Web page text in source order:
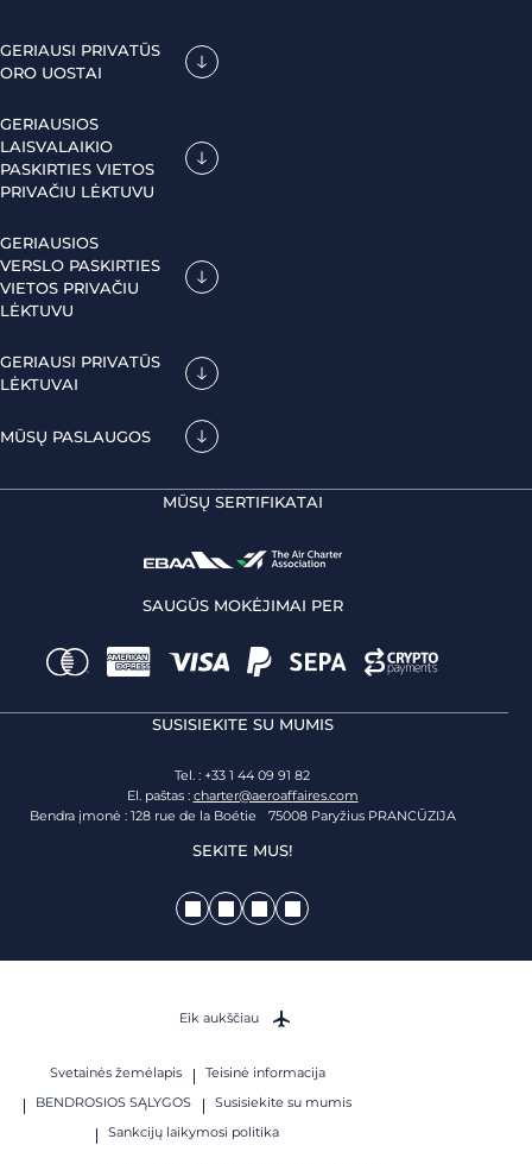
GERIAUSI PRIVATŪS
ORO UOSTAI
GERIAUSIOS
LAISVALAIKIO
PASKIRTIES VIETOS
PRIVAČIU LĖKTUVU
GERIAUSIOS
VERSLO PASKIRTIES
VIETOS PRIVAČIU
LĖKTUVU
GERIAUSI PRIVATŪS
LĖKTUVAI
MŪSŲ PASLAUGOS
MŪSŲ SERTIFIKATAI
SAUGŪS MOKĖJIMAI PER
SUSISIEKITE SU MUMIS
Tel. : +33 1 44 09 91 82
El. paštas : charter@aeroaffaires.com
Bendra įmonė : 128 rue de la Boétie 75008 Paryžius PRANCŪZIJA
SEKITE MUS!
Svetainės žemėlapis
Teisinė informacija
BENDROSIOS SĄLYGOS
Susisiekite su mumis
Sankcijų laikymosi politika
Eik aukščiau